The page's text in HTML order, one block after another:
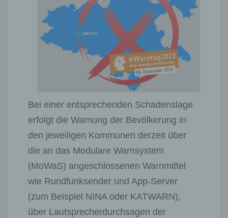
Bei einer entsprechenden Schadenslage
erfolgt die Warnung der Bevölkerung in
den jeweiligen Kommunen derzeit über
die an das Modulare Warnsystem
(MoWaS) angeschlossenen Warnmittel
wie Rundfunksender und App-Server
(zum Beispiel NINA oder KATWARN),
über Lautsprecherdurchsagen der